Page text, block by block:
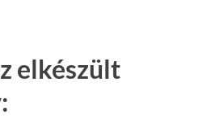
elkészült